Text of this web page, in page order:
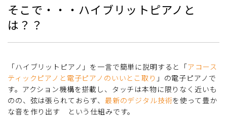
そこで・・・ハイブリットピアノと
は？？
「ハイブリットピアノ」を一言で簡単に説明すると「アコース
ティックピアノと電子ピアノのいいとこ取り 」の電子ピアノで
す。アクション機構を搭載し、タッチは本物に限りなく近いも
のの、弦は張られておらず、 最新のデジタル技術を使って豊か
な音を作り出す という仕組みです。